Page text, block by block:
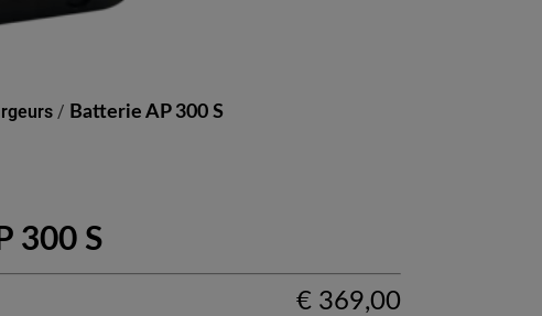
/ Batterie AP 300 S
300 S
€ 369,00